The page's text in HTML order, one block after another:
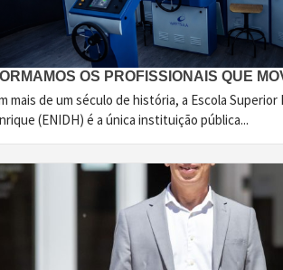
OS PROFISSIONAIS QUE
mais de um século de história, a Escola
(ENIDH) é a única instituição pública...